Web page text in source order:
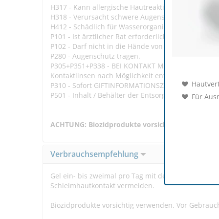
H317 - Kann allergische Hautreaktionen verursachen
H318 - Verursacht schwere Augenschäden.
H412 - Schädlich für Wasserorganismen, mit
P101 - Ist ärztlicher Rat erforderlich, Verpackung
P102 - Darf nicht in die Hände von Kindern
P280 - Augenschutz tragen.
P305+P351+P338 - BEI KONTAKT MIT DEN
Kontaktlinsen nach Möglichkeit entfernen. Weiter
P310 - Sofort GIFTINFORMATIONSZENTRUM oder
P501 - Inhalt / Behälter der Entsorgung gemäß
ACHTUNG: Biozidprodukte vorsichtig
Verbrauchsempfehlung
Gel ein- bis zweimal pro Tag mit dem Schwamm
Schleimhautkontakt vermeiden.
Biozidprodukte vorsichtig verwenden. Vor
Für